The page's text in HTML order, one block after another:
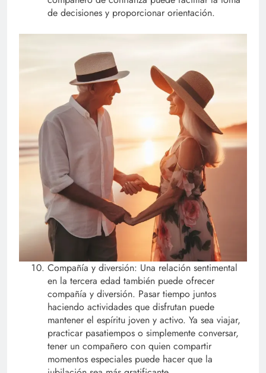
de decisiones y proporcionar orientación.
Compañía y diversión: Una relación sentimental
en la tercera edad también puede ofrecer
compañía y diversión. Pasar tiempo juntos
haciendo actividades que disfrutan puede
mantener el espíritu joven y activo. Ya sea viajar,
practicar pasatiempos o simplemente conversar,
tener un compañero con quien compartir
momentos especiales puede hacer que la